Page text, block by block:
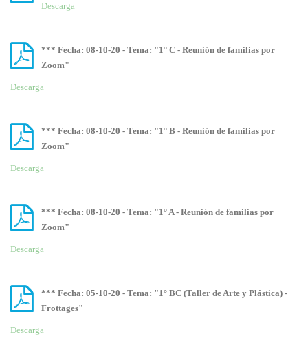
Descarga
*** Fecha: 08-10-20 - Tema: "1° C - Reunión de familias por
Zoom"
Descarga
*** Fecha: 08-10-20 - Tema: "1° B - Reunión de familias por
Zoom"
Descarga
*** Fecha: 08-10-20 - Tema: "1° A - Reunión de familias por
Zoom"
Descarga
*** Fecha: 05-10-20 - Tema: "1° BC (Taller de Arte y Plástica) -
Frottages"
Descarga